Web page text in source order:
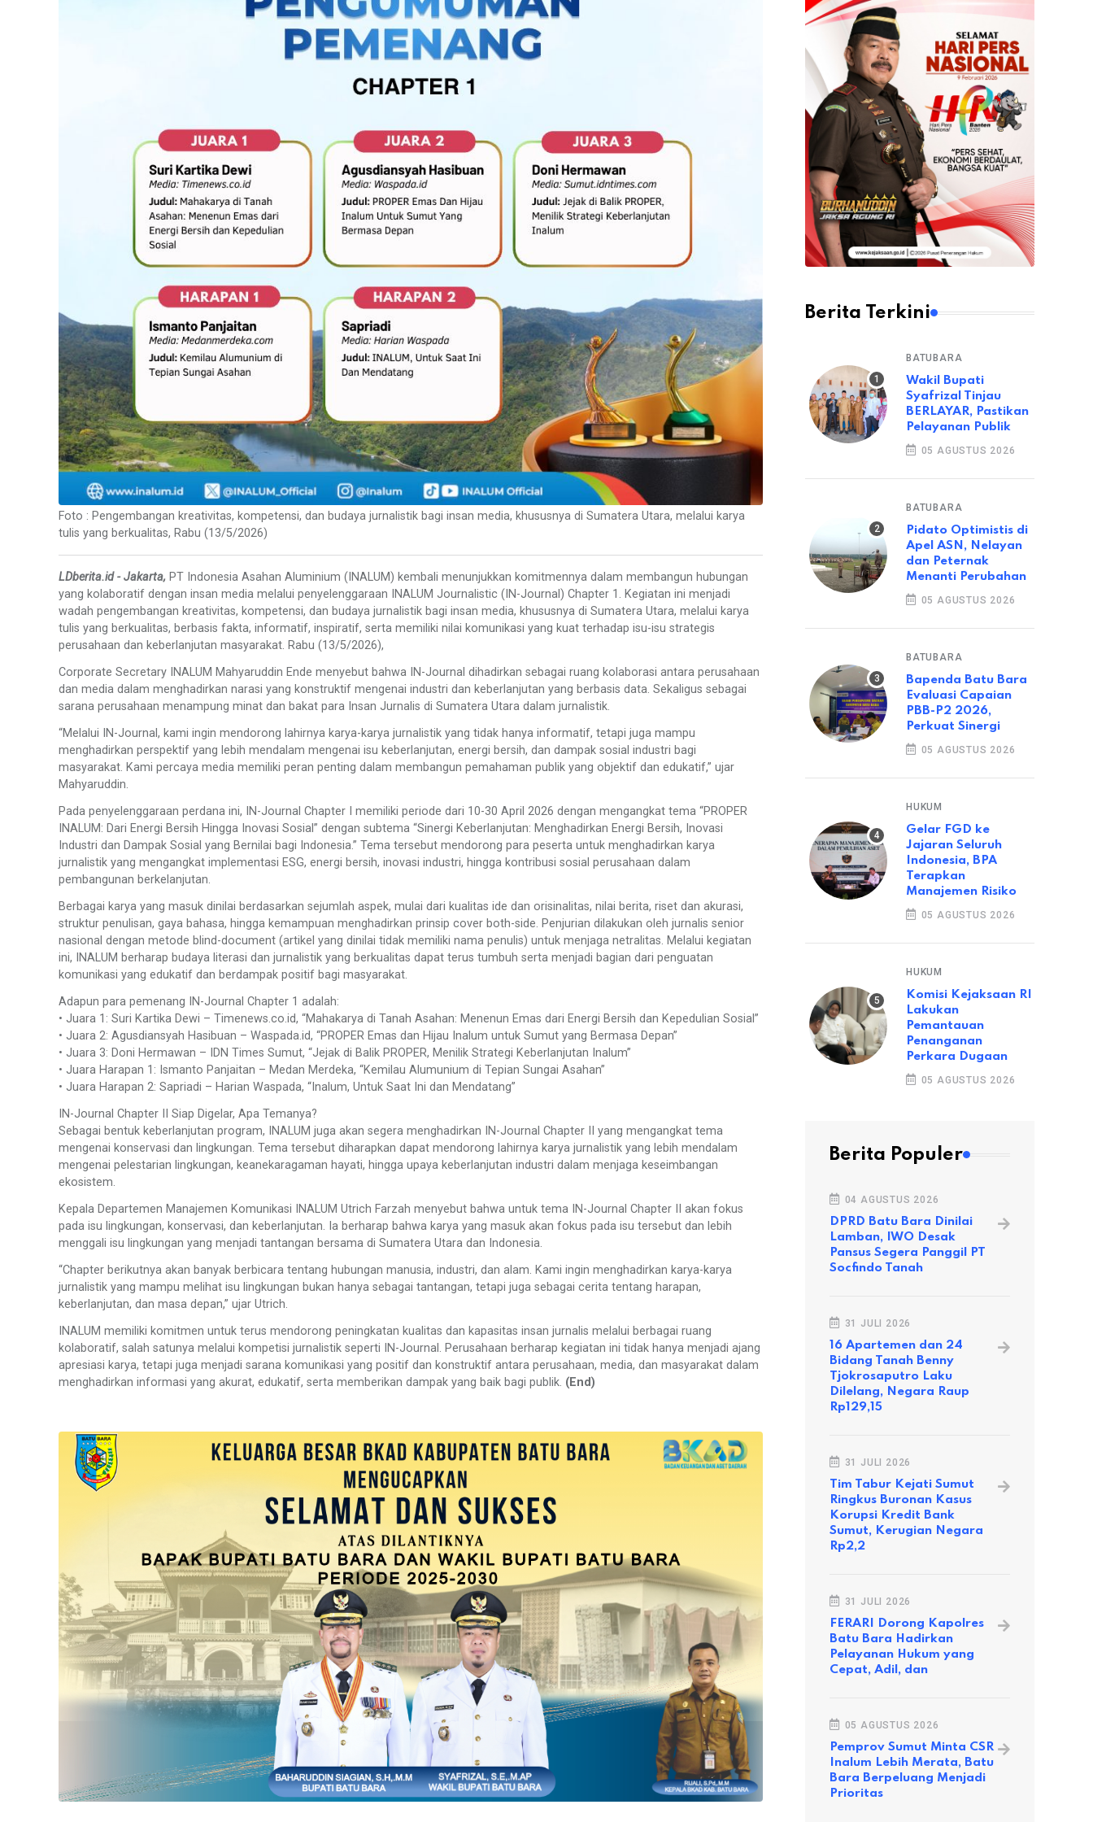
Foto : Pengembangan kreativitas, kompetensi, dan budaya jurnalistik bagi insan media, khususnya di Sumatera Utara, melalui karya
tulis yang berkualitas, Rabu (13/5/2026)
LDberita.id - Jakarta, PT Indonesia Asahan Aluminium (INALUM) kembali menunjukkan komitmennya dalam membangun hubungan
yang kolaboratif dengan insan media melalui penyelenggaraan INALUM Journalistic (IN-Journal) Chapter 1. Kegiatan ini menjadi
wadah pengembangan kreativitas, kompetensi, dan budaya jurnalistik bagi insan media, khususnya di Sumatera Utara, melalui karya
tulis yang berkualitas, berbasis fakta, informatif, inspiratif, serta memiliki nilai komunikasi yang kuat terhadap isu-isu strategis
perusahaan dan keberlanjutan masyarakat. Rabu (13/5/2026),
Corporate Secretary INALUM Mahyaruddin Ende menyebut bahwa IN-Journal dihadirkan sebagai ruang kolaborasi antara perusahaan
dan media dalam menghadirkan narasi yang konstruktif mengenai industri dan keberlanjutan yang berbasis data. Sekaligus sebagai
sarana perusahaan menampung minat dan bakat para Insan Jurnalis di Sumatera Utara dalam jurnalistik.
“Melalui IN-Journal, kami ingin mendorong lahirnya karya-karya jurnalistik yang tidak hanya informatif, tetapi juga mampu
menghadirkan perspektif yang lebih mendalam mengenai isu keberlanjutan, energi bersih, dan dampak sosial industri bagi
masyarakat. Kami percaya media memiliki peran penting dalam membangun pemahaman publik yang objektif dan edukatif,” ujar
Mahyaruddin.
Pada penyelenggaraan perdana ini, IN-Journal Chapter I memiliki periode dari 10-30 April 2026 dengan mengangkat tema “PROPER
INALUM: Dari Energi Bersih Hingga Inovasi Sosial” dengan subtema “Sinergi Keberlanjutan: Menghadirkan Energi Bersih, Inovasi
Industri dan Dampak Sosial yang Bernilai bagi Indonesia.” Tema tersebut mendorong para peserta untuk menghadirkan karya
jurnalistik yang mengangkat implementasi ESG, energi bersih, inovasi industri, hingga kontribusi sosial perusahaan dalam
pembangunan berkelanjutan.
Berbagai karya yang masuk dinilai berdasarkan sejumlah aspek, mulai dari kualitas ide dan orisinalitas, nilai berita, riset dan akurasi,
struktur penulisan, gaya bahasa, hingga kemampuan menghadirkan prinsip cover both-side. Penjurian dilakukan oleh jurnalis senior
nasional dengan metode blind-document (artikel yang dinilai tidak memiliki nama penulis) untuk menjaga netralitas. Melalui kegiatan
ini, INALUM berharap budaya literasi dan jurnalistik yang berkualitas dapat terus tumbuh serta menjadi bagian dari penguatan
komunikasi yang edukatif dan berdampak positif bagi masyarakat.
Adapun para pemenang IN-Journal Chapter 1 adalah:
• Juara 1: Suri Kartika Dewi – Timenews.co.id, “Mahakarya di Tanah Asahan: Menenun Emas dari Energi Bersih dan Kepedulian Sosial”
• Juara 2: Agusdiansyah Hasibuan – Waspada.id, “PROPER Emas dan Hijau Inalum untuk Sumut yang Bermasa Depan”
• Juara 3: Doni Hermawan – IDN Times Sumut, “Jejak di Balik PROPER, Menilik Strategi Keberlanjutan Inalum”
• Juara Harapan 1: Ismanto Panjaitan – Medan Merdeka, “Kemilau Alumunium di Tepian Sungai Asahan”
• Juara Harapan 2: Sapriadi – Harian Waspada, “Inalum, Untuk Saat Ini dan Mendatang”
IN-Journal Chapter II Siap Digelar, Apa Temanya?
Sebagai bentuk keberlanjutan program, INALUM juga akan segera menghadirkan IN-Journal Chapter II yang mengangkat tema
mengenai konservasi dan lingkungan. Tema tersebut diharapkan dapat mendorong lahirnya karya jurnalistik yang lebih mendalam
mengenai pelestarian lingkungan, keanekaragaman hayati, hingga upaya keberlanjutan industri dalam menjaga keseimbangan
ekosistem.
Kepala Departemen Manajemen Komunikasi INALUM Utrich Farzah menyebut bahwa untuk tema IN-Journal Chapter II akan fokus
pada isu lingkungan, konservasi, dan keberlanjutan. Ia berharap bahwa karya yang masuk akan fokus pada isu tersebut dan lebih
menggali isu lingkungan yang menjadi tantangan bersama di Sumatera Utara dan Indonesia.
“Chapter berikutnya akan banyak berbicara tentang hubungan manusia, industri, dan alam. Kami ingin menghadirkan karya-karya
jurnalistik yang mampu melihat isu lingkungan bukan hanya sebagai tantangan, tetapi juga sebagai cerita tentang harapan,
keberlanjutan, dan masa depan,” ujar Utrich.
INALUM memiliki komitmen untuk terus mendorong peningkatan kualitas dan kapasitas insan jurnalis melalui berbagai ruang
kolaboratif, salah satunya melalui kompetisi jurnalistik seperti IN-Journal. Perusahaan berharap kegiatan ini tidak hanya menjadi ajang
apresiasi karya, tetapi juga menjadi sarana komunikasi yang positif dan konstruktif antara perusahaan, media, dan masyarakat dalam
menghadirkan informasi yang akurat, edukatif, serta memberikan dampak yang baik bagi publik. (End)
Berita Terkini
BATUBARA
Wakil Bupati
Syafrizal Tinjau
BERLAYAR, Pastikan
Pelayanan Publik
05 AGUSTUS 2026
BATUBARA
Pidato Optimistis di
Apel ASN, Nelayan
dan Peternak
Menanti Perubahan
05 AGUSTUS 2026
BATUBARA
Bapenda Batu Bara
Evaluasi Capaian
PBB-P2 2026,
Perkuat Sinergi
05 AGUSTUS 2026
HUKUM
Gelar FGD ke
Jajaran Seluruh
Indonesia, BPA
Terapkan
Manajemen Risiko
05 AGUSTUS 2026
HUKUM
Komisi Kejaksaan RI
Lakukan
Pemantauan
Penanganan
Perkara Dugaan
05 AGUSTUS 2026
Berita Populer
04 AGUSTUS 2026
DPRD Batu Bara Dinilai
Lamban, IWO Desak
Pansus Segera Panggil PT
Socfindo Tanah
31 JULI 2026
16 Apartemen dan 24
Bidang Tanah Benny
Tjokrosaputro Laku
Dilelang, Negara Raup
Rp129,15
31 JULI 2026
Tim Tabur Kejati Sumut
Ringkus Buronan Kasus
Korupsi Kredit Bank
Sumut, Kerugian Negara
Rp2,2
31 JULI 2026
FERARI Dorong Kapolres
Batu Bara Hadirkan
Pelayanan Hukum yang
Cepat, Adil, dan
05 AGUSTUS 2026
Pemprov Sumut Minta CSR
Inalum Lebih Merata, Batu
Bara Berpeluang Menjadi
Prioritas